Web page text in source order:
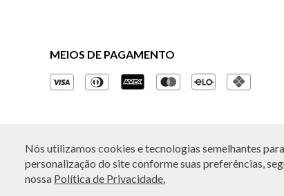
Nós utilizamos cookies e tecnologias semelhantes
personalização do site conforme suas preferências,
nossa Política de Privacidade.
MEIOS DE PAGAMENTO
© Copyright 2026 - Todos os direitos